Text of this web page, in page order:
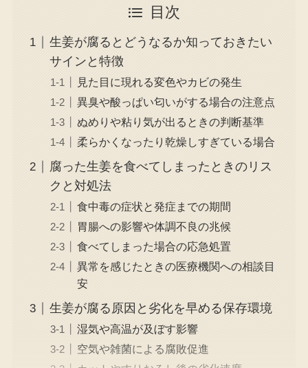
目次
生姜が腐るとどうなるか知っておきたい
サインと特徴
見た目に現れる変色やカビの発生
異臭や酸っぱい匂いがする場合の注意点
ぬめりや粘り気が出るときの判断基準
柔らかくなったり乾燥しすぎている場合
腐った生姜を食べてしまったときのリス
クと対処法
食中毒の症状と発症までの期間
胃腸への影響や体調不良の兆候
食べてしまった場合の応急処置
異常を感じたときの医療機関への相談目
安
生姜が腐る原因と劣化を早める保存環境
湿気や高温が及ぼす影響
空気や雑菌による腐敗促進